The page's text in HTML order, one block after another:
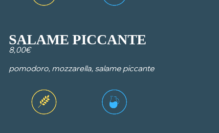
SALAME PICCANTE
8,00€
pomodoro, mozzarella, salame piccante